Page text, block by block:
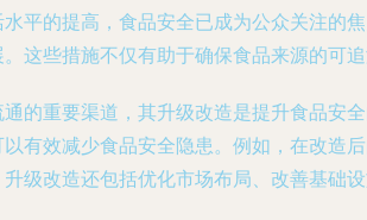
平的提高，食品安全已成为公众关注的
这些措施不仅有助于确保食品来源的可
的重要渠道，其升级改造是提升食品安
有效减少食品安全隐患。例如，在改造
级改造还包括优化市场布局、改善基础